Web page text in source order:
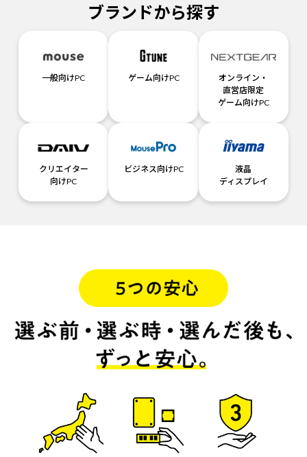
ブランドから探す
一般向けPC ゲーム向けPC
オンライン・
直営店限定
ゲーム向けPC
クリエイター
向けPC
ビジネス向けPC
液晶
ディスプレイ